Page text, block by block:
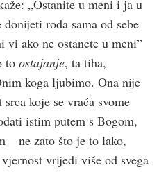
„Ostanite u meni i ja u
roda sama od sebe
vi ako ne ostanete u meni”
to ostajanje, ta tiha,
koga ljubimo. Ona nije
koje se vraća svome
istim putem s Bogom,
– ne zato što je to lako,
vrijedi više od svega